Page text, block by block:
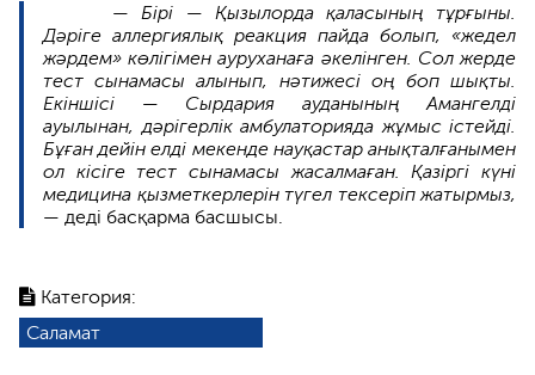
Категория:
Саламат
—Бірі — Қызылорда қаласының тұрғыны.
Дәріге аллергиялық реакция пайда болып, «жедел
жәрдем» көлігімен ауруханаға әкелінген. Сол жерде
тест сынамасы алынып, нәтижесі оң боп шықты.
Екіншісі — Сырдария ауданының Амангелді
ауылынан, дәрігерлік амбулаторияда жұмыс істейді.
Бұған дейін елді мекенде науқастар анықталғанымен
ол кісіге тест сынамасы жасалмаған. Қазіргі күні
медицина қызметкерлерін түгел тексеріп жатырмыз,
— деді басқарма басшысы.